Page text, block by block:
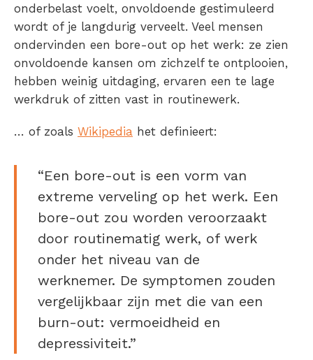
onderbelast voelt, onvoldoende gestimuleerd
wordt of je langdurig verveelt. Veel mensen
ondervinden een bore-out op het werk: ze zien
onvoldoende kansen om zichzelf te ontplooien,
hebben weinig uitdaging, ervaren een te lage
werkdruk of zitten vast in routinewerk.
… of zoals Wikipedia het definieert:
“Een bore-out is een vorm van
extreme verveling op het werk. Een
bore-out zou worden veroorzaakt
door routinematig werk, of werk
onder het niveau van de
werknemer. De symptomen zouden
vergelijkbaar zijn met die van een
burn-out: vermoeidheid en
depressiviteit.”